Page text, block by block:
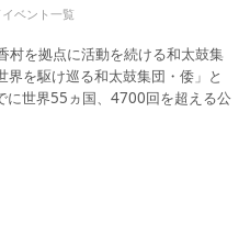
ベント一覧
村を拠点に活動を続ける和太鼓集
を駆け巡る和太鼓集団・倭」と
に世界55ヵ国、4700回を超える公